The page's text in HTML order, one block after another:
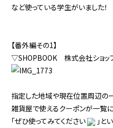
など使っている学生がいました！
【番外編その1】
▽SHOPBOOK 株式会社ショップ
指定した地域や現在位置周辺の
雑貨屋で使えるクーポンが一覧に
「ぜひ使ってみてください
」と